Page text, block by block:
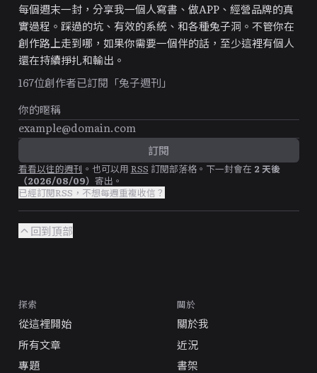
每個週末一封，分享我一個人寫書、做APP、經營品牌的真
實過程。踩過的坑、有效的系統、和各種兔子洞。不管你在
創作路上走到哪，如果你需要一個伴的話，至少這裡有個人
還在持續掙扎和輸出。
167位創作者已訂閱「兔子週刊」
看看以往的週刊 。 也可以用 RSS 訂閱部落格。 下一封會在 2天後
（2026/08/09） 寄出。
已經訂閱RSS，不想每週重複收信？
回到頂部
探索
從這裡開始
所有文章
專題
關於
關於我
近況
書架